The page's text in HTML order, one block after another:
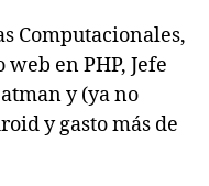
Computacionales,
en PHP, Jefe
y (ya no
y gasto más de